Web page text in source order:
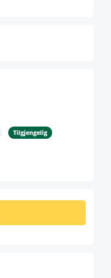
Tilgjengelig
eller bruk